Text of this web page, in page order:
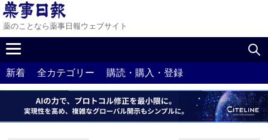
薬のことなら薬事日報ウェブサイト
新着 全カテゴリー 購読・購入・登録